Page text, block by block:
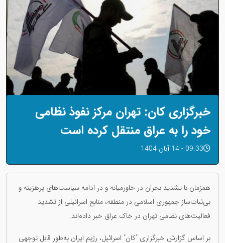
خبرگزاری کان: تهران مرکز نفوذ نظامی
خود را به عراق منتقل کرده است
09:33 - 14 آبان 1404
همزمان با تشدید بحران در خاورمیانه و در ادامه سیاست‌های پرهزینه و
بی‌ثبات‌ساز جمهوری اسلامی در منطقه، منابع اسرائیلی از تشدید
فعالیت‌های نظامی تهران در خاک عراق خبر داده‌اند.
بر اساس گزارش خبرگزاری "کان" اسرائیل، رژیم ایران به‌طور قابل توجهی